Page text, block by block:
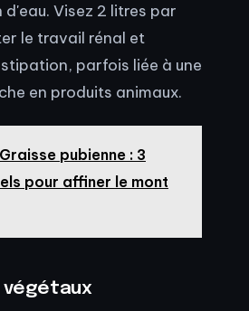
Visez 2 litres par
le travail rénal et
parfois liée à une
en produits animaux.
Graisse pubienne : 3
pour affiner le mont
végétaux